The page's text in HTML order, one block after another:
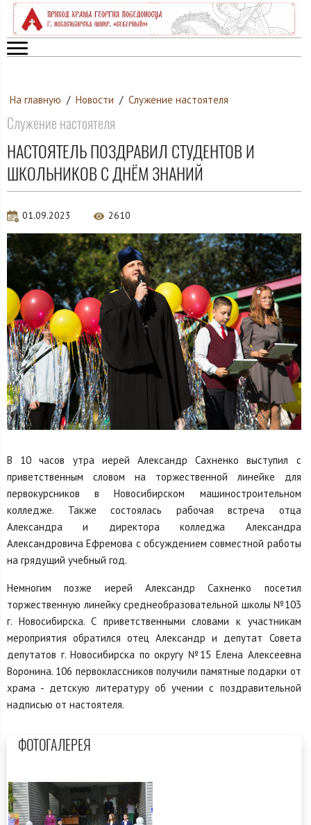
На главную / Новости / Служение настоятеля
Служение настоятеля
НАСТОЯТЕЛЬ ПОЗДРАВИЛ СТУДЕНТОВ И
ШКОЛЬНИКОВ С ДНЁМ ЗНАНИЙ
01.09.2023 2610
В 10 часов утра иерей Александр Сахненко выступил с
приветственным словом на торжественной линейке для
первокурсников в Новосибирском машиностроительном
колледже. Также состоялась рабочая встреча отца
Александра и директора колледжа Александра
Александровича Ефремова с обсуждением совместной работы
на грядущий учебный год.
Немногим позже иерей Александр Сахненко посетил
торжественную линейку среднеобразовательной школы №103
г. Новосибирска. С приветственными словами к участникам
мероприятия обратился отец Александр и депутат Совета
депутатов г. Новосибирска по округу №15 Елена Алексеевна
Воронина. 106 первоклассников получили памятные подарки от
храма - детскую литературу об учении с поздравительной
надписью от настоятеля.
ФОТОГАЛЕРЕЯ